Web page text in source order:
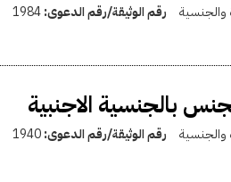
والجنسية رقم الوثيقة/رقم الدعوى:1984
بالجنسية الاجنبية
والجنسية رقم الوثيقة/رقم الدعوى:1940